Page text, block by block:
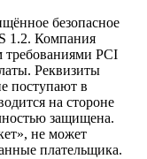
безопасное
1.2. Компания
требованиями PCI
Реквизиты
поступают в
на стороне
защищена.
не может
плательщика.